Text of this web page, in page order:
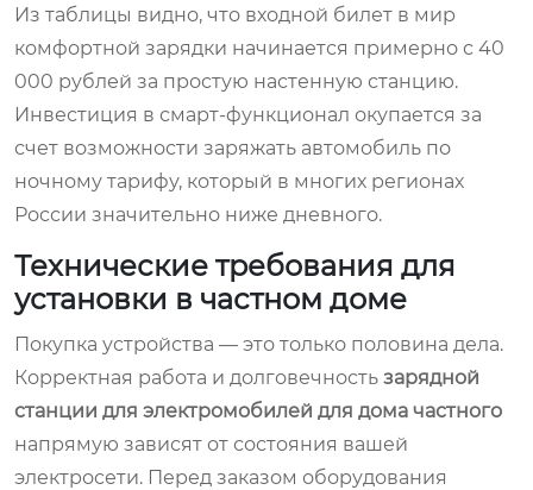
Из таблицы видно, что входной билет в мир
комфортной зарядки начинается примерно с 40
000 рублей за простую настенную станцию.
Инвестиция в смарт-функционал окупается за
счет возможности заряжать автомобиль по
ночному тарифу, который в многих регионах
России значительно ниже дневного.
Технические требования для
установки в частном доме
Покупка устройства — это только половина дела.
Корректная работа и долговечность зарядной
станции для электромобилей для дома частного
напрямую зависят от состояния вашей
электросети. Перед заказом оборудования